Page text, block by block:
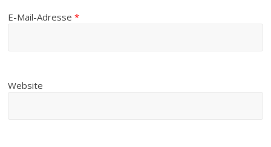
E-Mail-Adresse*
Website